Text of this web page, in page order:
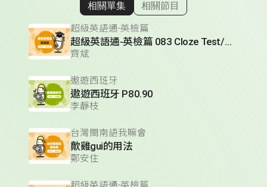
顯示相關單集
相關單集 相關節目
超級英語通-英檢篇
超級英語通-英檢篇 083 Cloze Test/段落填空-13
齊斌
遨遊西班牙
遨遊西班牙 P80.90
李靜枝
台灣閩南語我嘛會
歕雞gui的用法
鄭安住